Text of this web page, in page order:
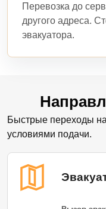
Перевозка до
другого адреса.
эвакуатора.
Быстрые переходы
условиями подачи.